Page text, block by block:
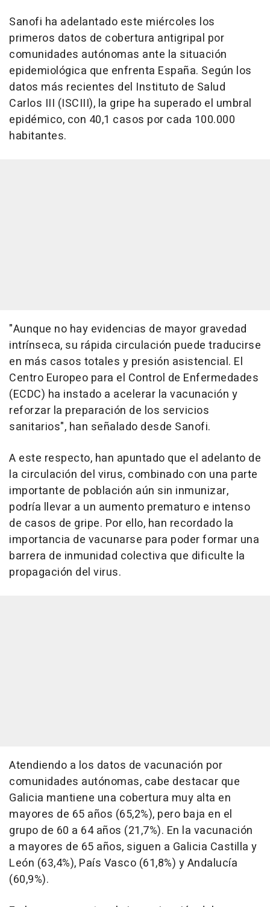
Sanofi ha adelantado este miércoles los
primeros datos de cobertura antigripal por
comunidades autónomas ante la situación
epidemiológica que enfrenta España. Según los
datos más recientes del Instituto de Salud
Carlos III (ISCIII), la gripe ha superado el umbral
epidémico, con 40,1 casos por cada 100.000
habitantes.
"Aunque no hay evidencias de mayor gravedad
intrínseca, su rápida circulación puede traducirse
en más casos totales y presión asistencial. El
Centro Europeo para el Control de Enfermedades
(ECDC) ha instado a acelerar la vacunación y
reforzar la preparación de los servicios
sanitarios", han señalado desde Sanofi.
A este respecto, han apuntado que el adelanto de
la circulación del virus, combinado con una parte
importante de población aún sin inmunizar,
podría llevar a un aumento prematuro e intenso
de casos de gripe. Por ello, han recordado la
importancia de vacunarse para poder formar una
barrera de inmunidad colectiva que dificulte la
propagación del virus.
Atendiendo a los datos de vacunación por
comunidades autónomas, cabe destacar que
Galicia mantiene una cobertura muy alta en
mayores de 65 años (65,2%), pero baja en el
grupo de 60 a 64 años (21,7%). En la vacunación
a mayores de 65 años, siguen a Galicia Castilla y
León (63,4%), País Vasco (61,8%) y Andalucía
(60,9%).